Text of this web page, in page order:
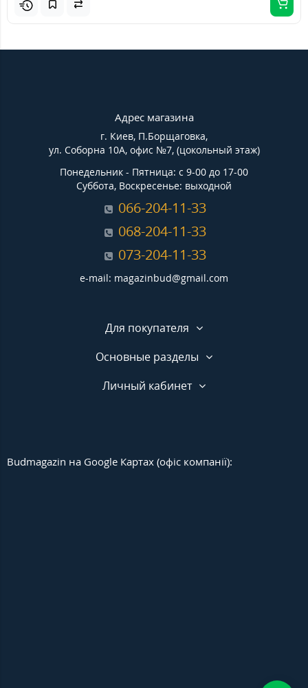
Адрес магазина
г. Киев, П.Борщаговка,
ул. Соборна 10А, офис №7, (цокольный этаж)
Понедельник - Пятница: с 9-00 до 17-00
Суббота, Воскресенье: выходной
066-204-11-33
068-204-11-33
073-204-11-33
e-mail: magazinbud@gmail.com
Для покупателя
Основные разделы
Личный кабинет
Budmagazin на Google Картах (офіс компанії):